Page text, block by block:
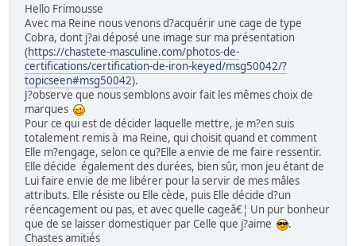
Hello Frimousse
Avec ma Reine nous venons d?acquérir une cage de type
Cobra, dont j?ai déposé une image sur ma présentation
(https://chastete-masculine.com/photos-de-
certifications/certification-de-iron-keyed/msg50042/?
topicseen#msg50042).
J?observe que nous semblons avoir fait les mêmes choix de
marques
Pour ce qui est de décider laquelle mettre, je m?en suis
totalement remis à ma Reine, qui choisit quand et comment
Elle m?engage, selon ce qu?Elle a envie de me faire ressentir.
Elle décide également des durées, bien sûr, mon jeu étant de
Lui faire envie de me libérer pour la servir de mes mâles
attributs. Elle résiste ou Elle cède, puis Elle décide d?un
réencagement ou pas, et avec quelle cageâ€¦ Un pur bonheur
que de se laisser domestiquer par Celle que j?aime
.
Chastes amitiés